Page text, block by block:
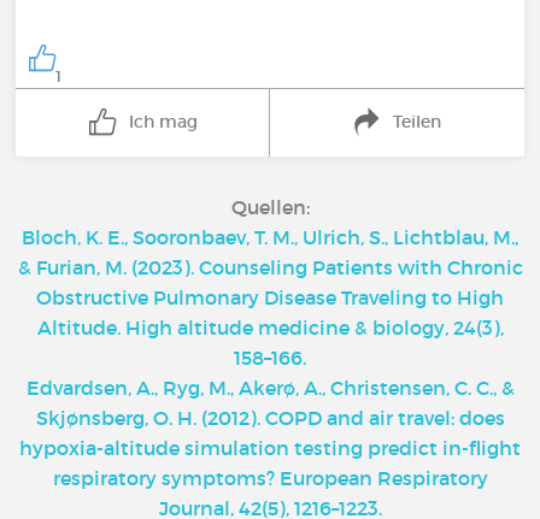
1
Ich mag Teilen
Quellen:
Bloch, K. E., Sooronbaev, T. M., Ulrich, S., Lichtblau, M.,
& Furian, M. (2023). Counseling Patients with Chronic
Obstructive Pulmonary Disease Traveling to High
Altitude. High altitude medicine & biology, 24(3),
158–166.
‌Edvardsen, A., Ryg, M., Akerø, A., Christensen, C. C., &
Skjønsberg, O. H. (2012). COPD and air travel: does
hypoxia-altitude simulation testing predict in-flight
respiratory symptoms? European Respiratory
Journal, 42(5), 1216–1223.